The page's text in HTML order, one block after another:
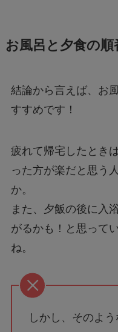
お風呂と夕食の
結論から言えば、お
すすめです！
疲れて帰宅したとき
った方が楽だと思う
か。
また、夕飯の後に入
がるかも！と思って
ね。
しかし、そのよ